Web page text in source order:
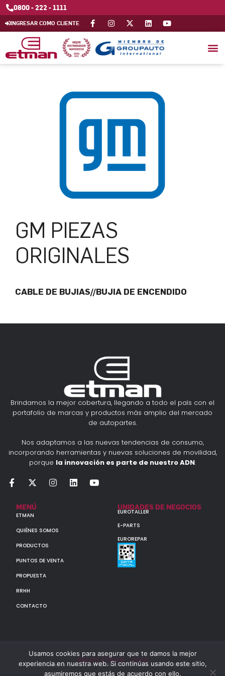
0800 - 222 - 1111
INGRESAR COMO CLIENTE
GM PIEZAS
ORIGINALES
CABLE DE BUJIAS//BUJIA DE ENCENDIDO
Brindamos la mejor cobertura, llegando a todo el país con el
portafolio de marcas y productos más amplio del mercado
de autopartes.
Nos adaptamos a las nuevas tendencias de consumo,
incorporando herramientas y nuevas soluciones de movilidad,
porque la innovación es parte de nuestro ADN.
MENÚ
ETMAN
QUIÉNES SOMOS
PRODUCTOS
PUNTOS DE VENTA
PROPUESTA
RRHH
CONTACTO
UNIDADES DE NEGOCIOS
EUROTALLER
E-PARTS
EUROREPAR
GRUPO ETMAN : : 2026
Todos los derechos reservados a MULTIORIGINAL PARTS S.A. (CUIT: 30-60142852-7)
Usamos cookies para asegurar que te damos la mejor
experiencia en nuestra web. Si continúas usando este sitio,
asumiremos que estás de acuerdo con ello.